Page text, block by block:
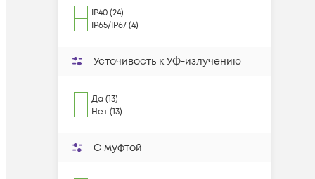
IP40 (24)
IP65/IP67 (4)
Усточивость к УФ-излучению
Да (13)
Нет (13)
С муфтой